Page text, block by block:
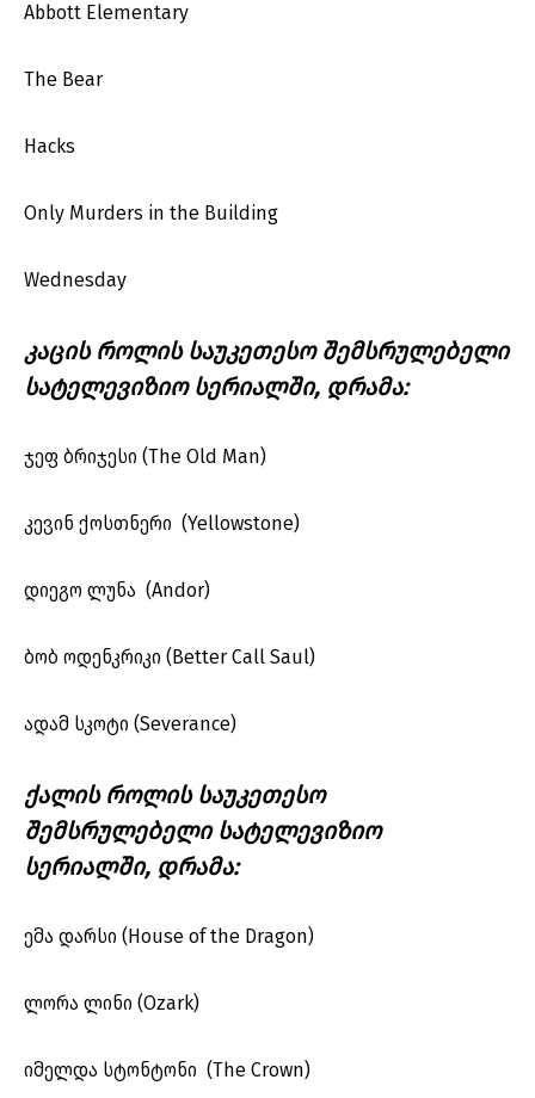
Abbott Elementary
The Bear
Hacks
Only Murders in the Building
Wednesday
კაცის როლის საუკეთესო შემსრულებელი
სატელევიზიო სერიალში, დრამა:
ჯეფ ბრიჯესი (The Old Man)
კევინ ქოსთნერი (Yellowstone)
დიეგო ლუნა (Andor)
ბობ ოდენკრიკი (Better Call Saul)
ადამ სკოტი (Severance)
ქალის როლის საუკეთესო
შემსრულებელი სატელევიზიო
სერიალში, დრამა:
ემა დარსი (House of the Dragon)
ლორა ლინი (Ozark)
იმელდა სტონტონი (The Crown)